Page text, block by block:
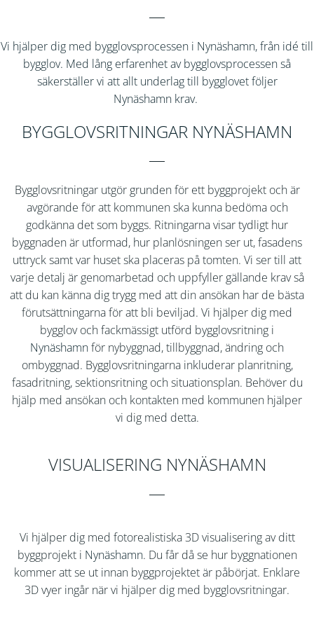
Vi hjälper dig med bygglovsprocessen i Nynäshamn, från idé till
bygglov. Med lång erfarenhet av bygglovsprocessen så
säkerställer vi att allt underlag till bygglovet följer
Nynäshamn krav.
BYGGLOVSRITNINGAR NYNÄSHAMN
Bygglovsritningar utgör grunden för ett byggprojekt och är
avgörande för att kommunen ska kunna bedöma och
godkänna det som byggs. Ritningarna visar tydligt hur
byggnaden är utformad, hur planlösningen ser ut, fasadens
uttryck samt var huset ska placeras på tomten. Vi ser till att
varje detalj är genomarbetad och uppfyller gällande krav så
att du kan känna dig trygg med att din ansökan har de bästa
förutsättningarna för att bli beviljad. Vi hjälper dig med
bygglov och fackmässigt utförd bygglovsritning i
Nynäshamnför nybyggnad, tillbyggnad, ändring och
ombyggnad. Bygglovsritningarna inkluderar planritning,
fasadritning, sektionsritning och situationsplan. Behöver du
hjälp med ansökan och kontakten med kommunen hjälper
vi dig med detta.
VISUALISERING NYNÄSHAMN
Vi hjälper dig med fotorealistiska 3D visualisering av ditt
byggprojekt i Nynäshamn. Du får då se hur byggnationen
kommer att se ut innan byggprojektet är påbörjat. Enklare
3D vyer ingår när vi hjälper dig med bygglovsritningar.